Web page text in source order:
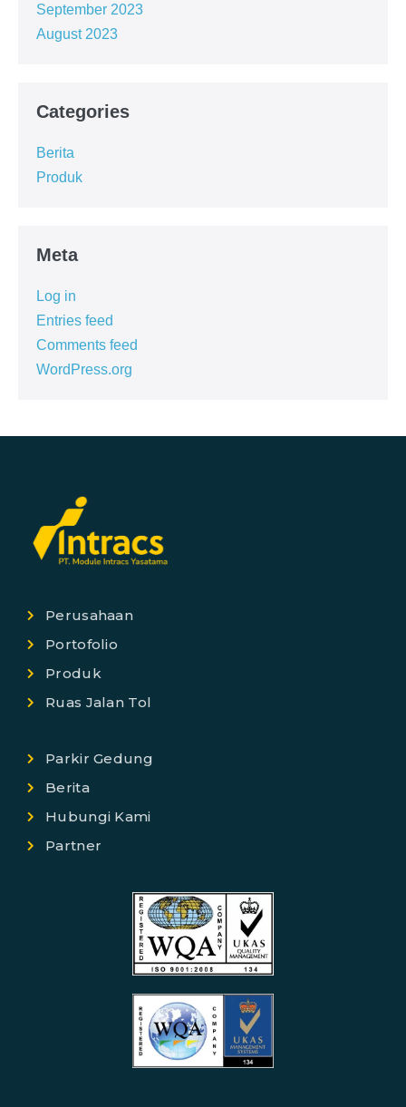
September 2023
August 2023
Categories
Berita
Produk
Meta
Log in
Entries feed
Comments feed
WordPress.org
Perusahaan
Portofolio
Produk
Ruas Jalan Tol
Parkir Gedung
Berita
Hubungi Kami
Partner